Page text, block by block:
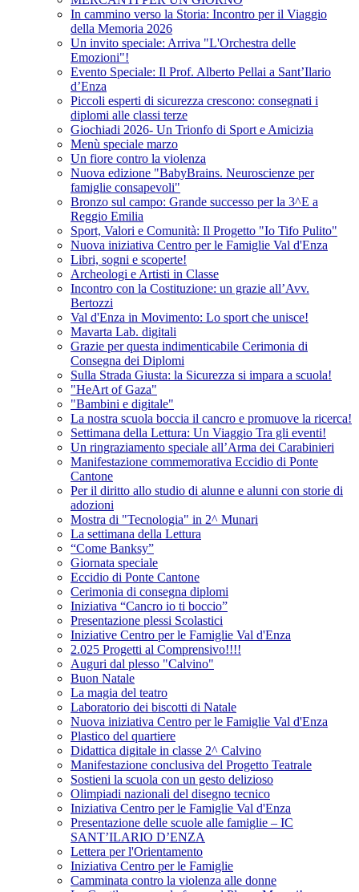
In cammino verso la Storia: Incontro per il Viaggio
della Memoria 2026
Un invito speciale: Arriva "L'Orchestra delle
Emozioni"!
Evento Speciale: Il Prof. Alberto Pellai a Sant’Ilario
d’Enza
Piccoli esperti di sicurezza crescono: consegnati i
diplomi alle classi terze
Giochiadi 2026- Un Trionfo di Sport e Amicizia
Menù speciale marzo
Un fiore contro la violenza
Nuova edizione "BabyBrains. Neuroscienze per
famiglie consapevoli"
Bronzo sul campo: Grande successo per la 3^E a
Reggio Emilia
Sport, Valori e Comunità: Il Progetto "Io Tifo Pulito"
Nuova iniziativa Centro per le Famiglie Val d'Enza
Libri, sogni e scoperte!
Archeologi e Artisti in Classe
Incontro con la Costituzione: un grazie all’Avv.
Bertozzi
Val d'Enza in Movimento: Lo sport che unisce!
Mavarta Lab. digitali
Grazie per questa indimenticabile Cerimonia di
Consegna dei Diplomi
Sulla Strada Giusta: la Sicurezza si impara a scuola!
"HeArt of Gaza"
"Bambini e digitale"
La nostra scuola boccia il cancro e promuove la ricerca!
Settimana della Lettura: Un Viaggio Tra gli eventi!
Un ringraziamento speciale all’Arma dei Carabinieri
Manifestazione commemorativa Eccidio di Ponte
Cantone
Per il diritto allo studio di alunne e alunni con storie di
adozioni
Mostra di "Tecnologia" in 2^ Munari
La settimana della Lettura
“Come Banksy”
Giornata speciale
Eccidio di Ponte Cantone
Cerimonia di consegna diplomi
Iniziativa “Cancro io ti boccio”
Presentazione plessi Scolastici
Iniziative Centro per le Famiglie Val d'Enza
2.025 Progetti al Comprensivo!!!!
Auguri dal plesso "Calvino"
Buon Natale
La magia del teatro
Laboratorio dei biscotti di Natale
Nuova iniziativa Centro per le Famiglie Val d'Enza
Plastico del quartiere
Didattica digitale in classe 2^ Calvino
Manifestazione conclusiva del Progetto Teatrale
Sostieni la scuola con un gesto delizioso
Olimpiadi nazionali del disegno tecnico
Iniziativa Centro per le Famiglie Val d'Enza
Presentazione delle scuole alle famiglie – IC
SANT’ILARIO D’ENZA
Lettera per l'Orientamento
Iniziativa Centro per le Famiglie
Camminata contro la violenza alle donne